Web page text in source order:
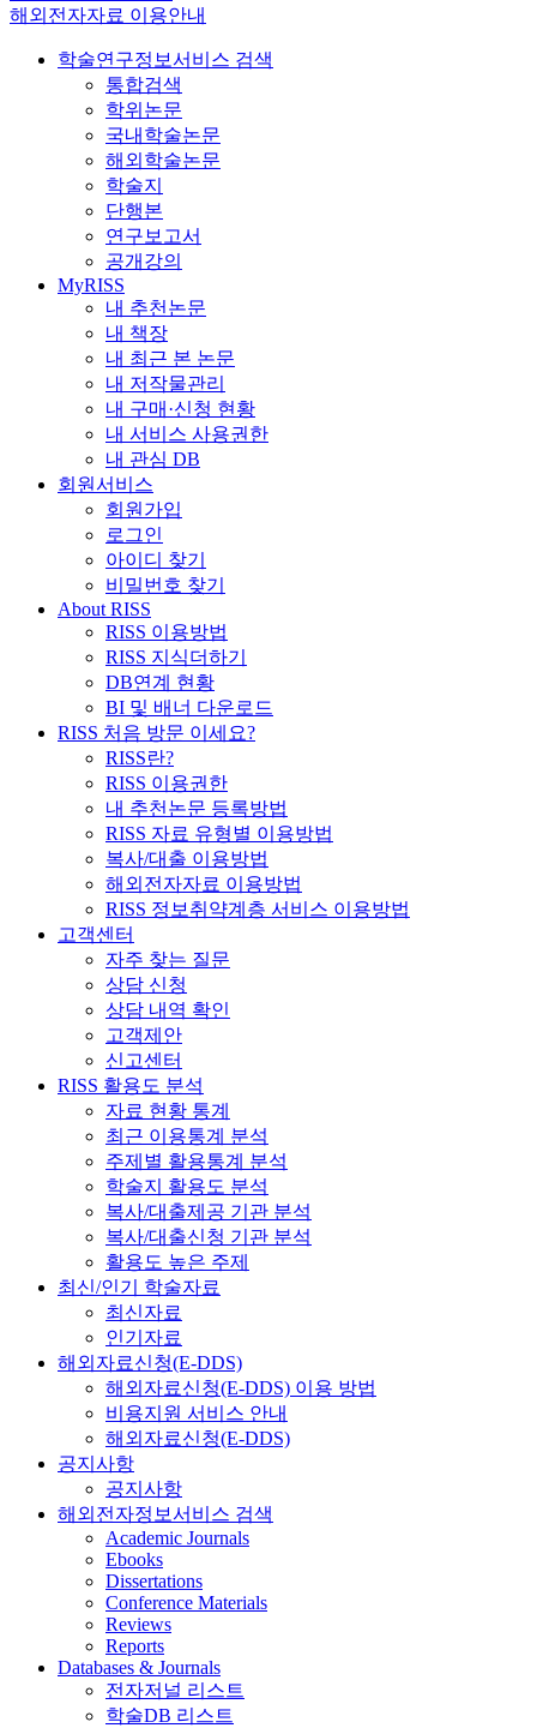
해외전자자료 이용안내
학술연구정보서비스 검색
통합검색
학위논문
국내학술논문
해외학술논문
학술지
단행본
연구보고서
공개강의
MyRISS
내 추천논문
내 책장
내 최근 본 논문
내 저작물관리
내 구매·신청 현황
내 서비스 사용권한
내 관심 DB
회원서비스
회원가입
로그인
아이디 찾기
비밀번호 찾기
About RISS
RISS 이용방법
RISS 지식더하기
DB연계 현황
BI 및 배너 다운로드
RISS 처음 방문 이세요?
RISS란?
RISS 이용권한
내 추천논문 등록방법
RISS 자료 유형별 이용방법
복사/대출 이용방법
해외전자자료 이용방법
RISS 정보취약계층 서비스 이용방법
고객센터
자주 찾는 질문
상담 신청
상담 내역 확인
고객제안
신고센터
RISS 활용도 분석
자료 현황 통계
최근 이용통계 분석
주제별 활용통계 분석
학술지 활용도 분석
복사/대출제공 기관 분석
복사/대출신청 기관 분석
활용도 높은 주제
최신/인기 학술자료
최신자료
인기자료
해외자료신청(E-DDS)
해외자료신청(E-DDS) 이용 방법
비용지원 서비스 안내
해외자료신청(E-DDS)
공지사항
공지사항
해외전자정보서비스 검색
Academic Journals
Ebooks
Dissertations
Conference Materials
Reviews
Reports
Databases & Journals
전자저널 리스트
학술DB 리스트